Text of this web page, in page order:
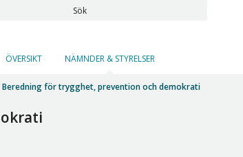
Sök
ÖVERSIKT NÄMNDER & STYRELSER
Beredning för trygghet, prevention och demokrati